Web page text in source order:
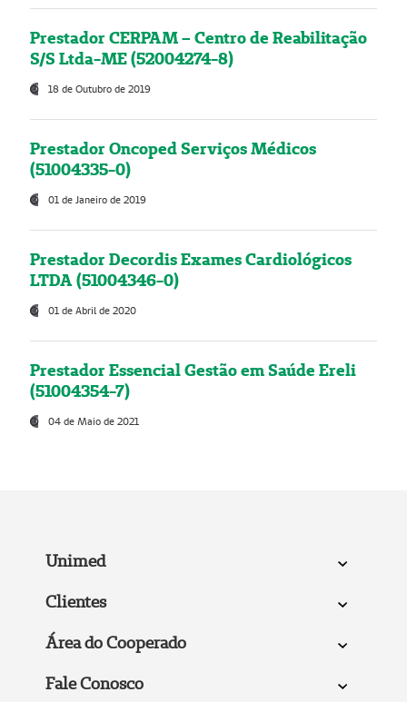
Prestador CERPAM – Centro de Reabilitação
S/S Ltda-ME (52004274-8)
18 de Outubro de 2019
Prestador Oncoped Serviços Médicos
(51004335-0)
01 de Janeiro de 2019
Prestador Decordis Exames Cardiológicos
LTDA (51004346-0)
01 de Abril de 2020
Prestador Essencial Gestão em Saúde Ereli
(51004354-7)
04 de Maio de 2021
Unimed
Clientes
Área do Cooperado
Fale Conosco